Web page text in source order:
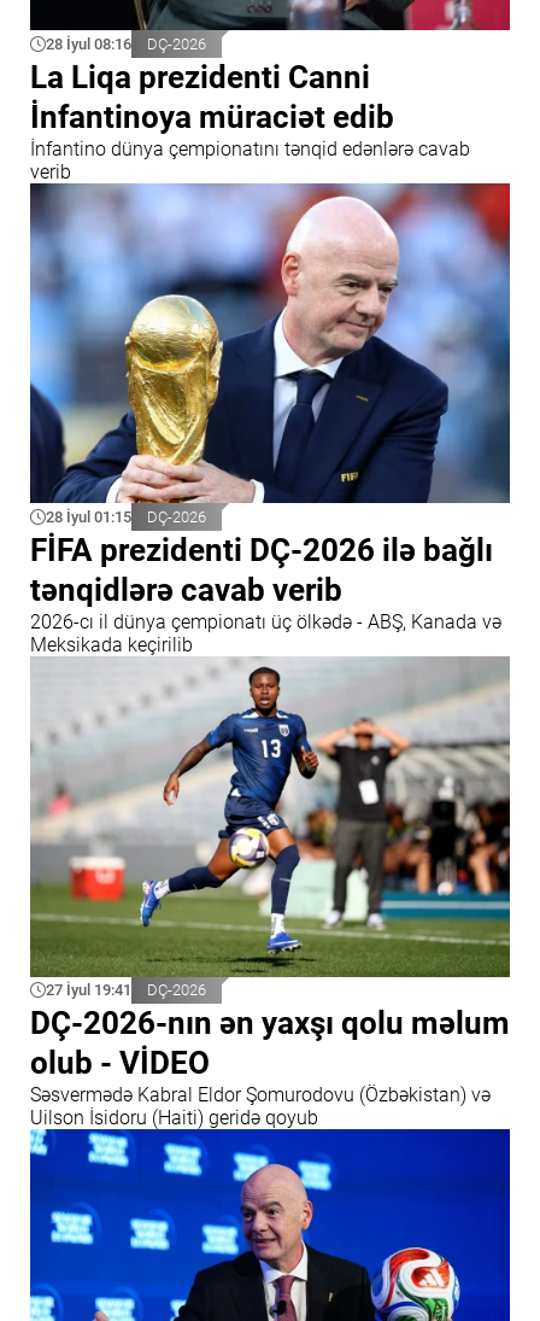
28 İyul 08:16 DÇ-2026
La Liqa prezidenti Canni
İnfantinoya müraciət edib
İnfantino dünya çempionatını tənqid edənlərə cavab
verib
28 İyul 01:15 DÇ-2026
FİFA prezidenti DÇ-2026 ilə bağlı
tənqidlərə cavab verib
2026-cı il dünya çempionatı üç ölkədə - ABŞ, Kanada və
Meksikada keçirilib
27 İyul 19:41 DÇ-2026
DÇ-2026-nın ən yaxşı qolu məlum
olub - VİDEO
Səsvermədə Kabral Eldor Şomurodovu (Özbəkistan) və
Uilson İsidoru (Haiti) geridə qoyub